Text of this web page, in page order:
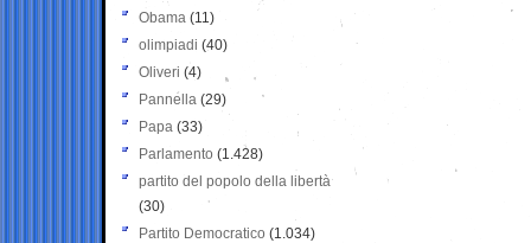
Obama (11)
olimpiadi (40)
Oliveri (4)
Pannella (29)
Papa (33)
Parlamento (1.428)
partito del popolo della libertà
(30)
Partito Democratico (1.034)